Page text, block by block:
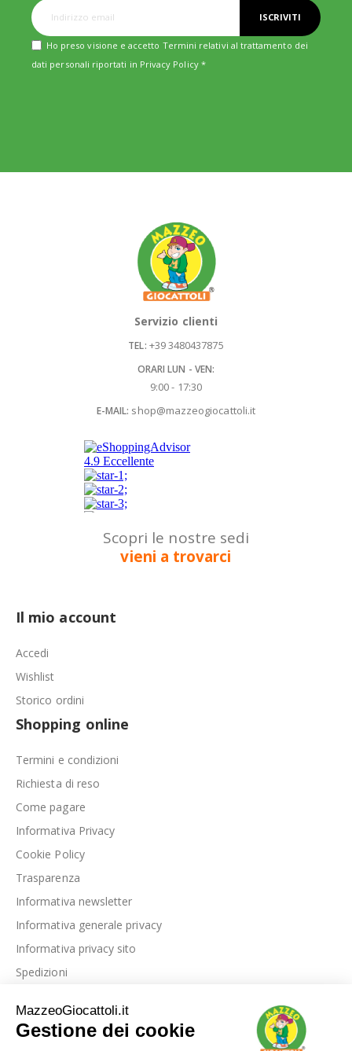
ISCRIVITI
Ho preso visione e accetto Termini relativi al trattamento dei
dati personali riportati in Privacy Policy*
Servizio clienti
TEL: +39 3480437875
ORARI LUN - VEN:
9:00 - 17:30
E-MAIL: shop@mazzeogiocattoli.it
Scopri le nostre sedi
vieni a trovarci
Il mio account
Accedi
Wishlist
Storico ordini
Shopping online
Termini e condizioni
Richiesta di reso
Come pagare
Informativa Privacy
Cookie Policy
Trasparenza
Informativa newsletter
Informativa generale privacy
Informativa privacy sito
Spedizioni
La nostra azienda